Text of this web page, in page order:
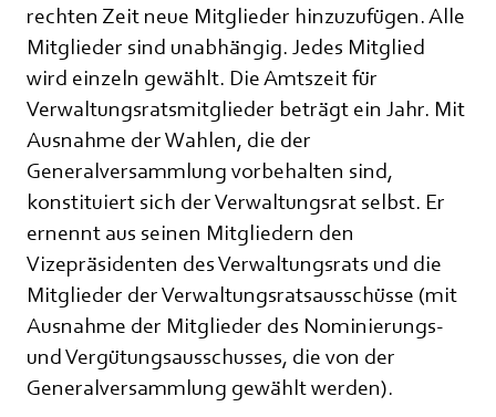
rechten Zeit neue Mitglieder hinzuzufügen. Alle
Mitglieder sind unabhängig. Jedes Mitglied
wird einzeln gewählt. Die Amtszeit für
Verwaltungsratsmitglieder beträgt ein Jahr. Mit
Ausnahme der Wahlen, die der
Generalversammlung vorbehalten sind,
konstituiert sich der Verwaltungsrat selbst. Er
ernennt aus seinen Mitgliedern den
Vizepräsidenten des Verwaltungsrats und die
Mitglieder der Verwaltungsratsausschüsse (mit
Ausnahme der Mitglieder des Nominierungs-
und Vergütungsausschusses, die von der
Generalversammlung gewählt werden).